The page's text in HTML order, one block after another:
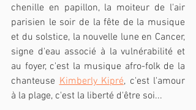
chenille en papillon, la moiteur de l'air
parisien le soir de la fête de la musique
et du solstice, la nouvelle lune en Cancer,
signe d'eau associé à la vulnérabilité et
au foyer, c'est la musique afro-folk de la
chanteuse Kimberly Kipré, c'est l'amour
à la plage, c'est la liberté d'être soi...